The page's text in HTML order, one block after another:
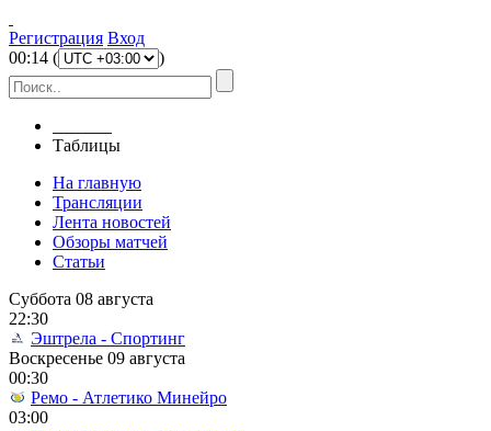
Регистрация Вход
00:14 ( )
Таблицы
На главную
Трансляции
Лента новостей
Обзоры матчей
Статьи
Суббота 08 августа
22:30
Эштрела - Спортинг
Воскресенье 09 августа
00:30
Ремо - Атлетико Минейро
03:00